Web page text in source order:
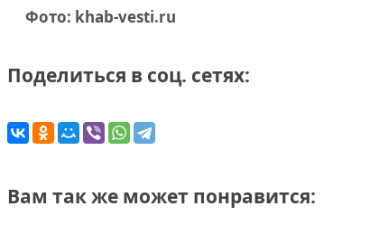
Фото: khab-vesti.ru
Поделиться в соц. сетях:
Вам так же может понравится: